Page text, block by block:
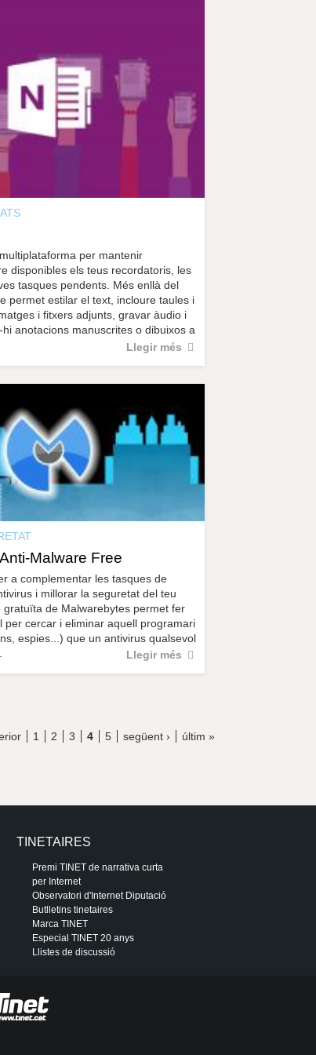
per mantenir
disponibles els teus recordatoris, les
tasques pendents. Més enllà del
permet estilar el text, incloure taules i
i fitxers adjunts, gravar àudio i
anotacions manuscrites o dibuixos a
Llegir més
Malware Free
a complementar les tasques de
i millorar la seguretat del teu
gratuïta de Malwarebytes permet fer
per cercar i eliminar aquell programari
espies...) que un antivirus qualsevol
Llegir més
1 2 3 4 5 següent › últim »
TINETAIRES
Premi TINET de narrativa curta
per Internet
Observatori d'Internet Diputació
Butlletins tinetaires
Marca TINET
Especial TINET 20 anys
Llistes de discussió